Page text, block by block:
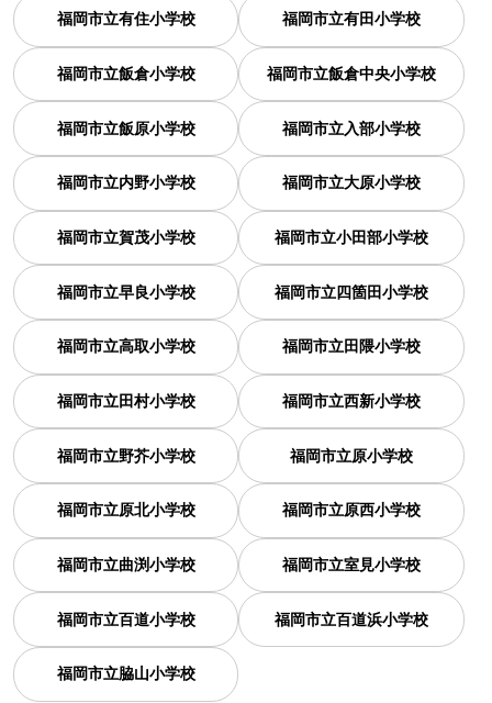
福岡市立有住小学校 福岡市立有田小学校
福岡市立飯倉小学校 福岡市立飯倉中央小学校
福岡市立飯原小学校 福岡市立入部小学校
福岡市立内野小学校 福岡市立大原小学校
福岡市立賀茂小学校 福岡市立小田部小学校
福岡市立早良小学校 福岡市立四箇田小学校
福岡市立高取小学校 福岡市立田隈小学校
福岡市立田村小学校 福岡市立西新小学校
福岡市立野芥小学校 福岡市立原小学校
福岡市立原北小学校 福岡市立原西小学校
福岡市立曲渕小学校 福岡市立室見小学校
福岡市立百道小学校 福岡市立百道浜小学校
福岡市立脇山小学校